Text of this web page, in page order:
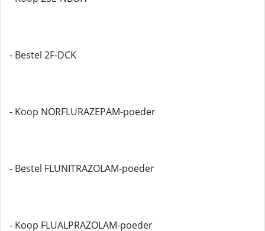
- Bestel 2F-DCK
- Koop NORFLURAZEPAM-poeder
- Bestel FLUNITRAZOLAM-poeder
- Koop FLUALPRAZOLAM-poeder